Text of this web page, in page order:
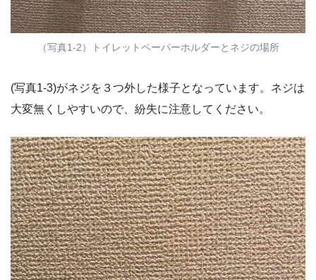
（写真1-2）トイレットペーパーホルダーとネジの場所
(写真1-3)がネジを３つ外した様子となっています。ネジは
大変無くしやすいので、紛失に注意してください。